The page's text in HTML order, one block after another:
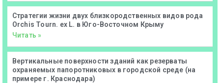
Стратегии жизни двух близкородственных видов рода
Orchis Tourn. ex L. в Юго-Восточном Крыму
Читать »
Вертикальные поверхности зданий как резерваты
охраняемых папоротниковых в городской среде (на
примере г. Краснодара)